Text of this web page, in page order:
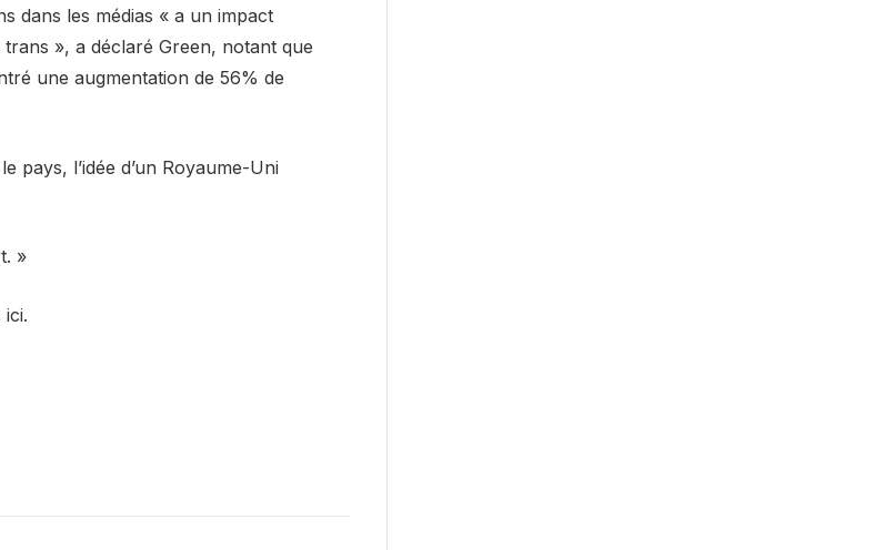
dans les médias « a un impact
», a déclaré Green, notant que
une augmentation de 56% de
pays, l’idée d’un Royaume-Uni
»